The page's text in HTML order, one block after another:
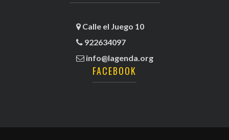
Calle el Juego 10
922634097
info@lagenda.org
FACEBOOK